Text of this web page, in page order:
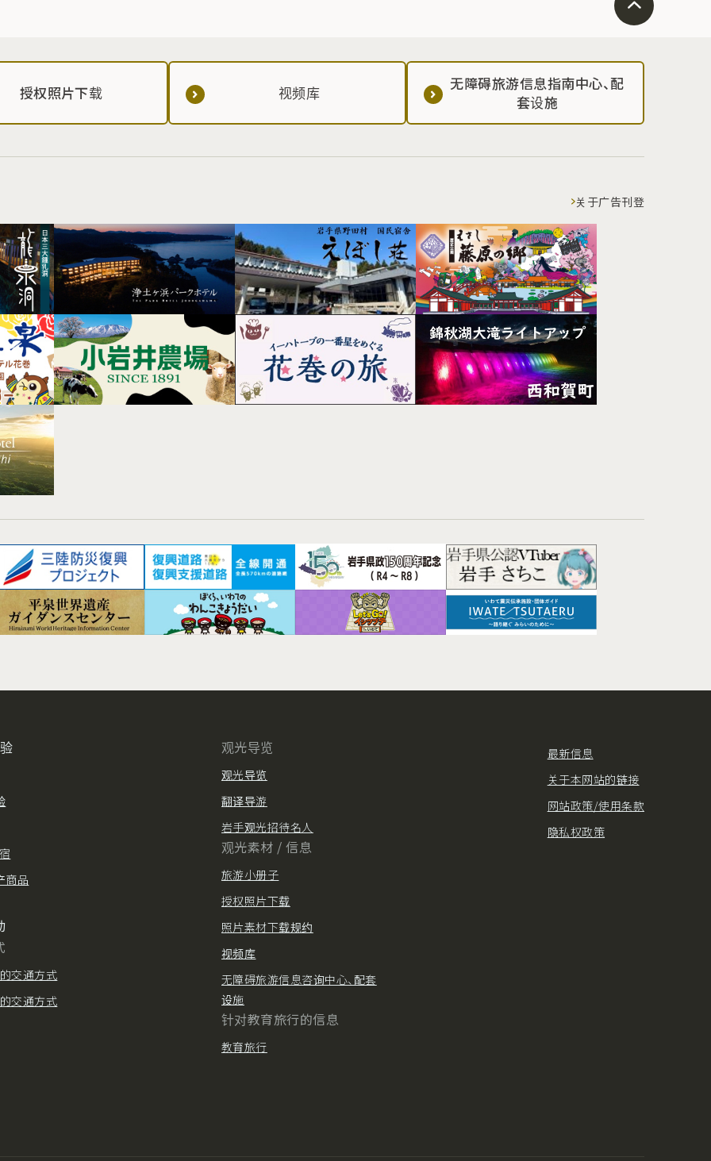
授权照片下载 视频库
无障碍旅游信息指南中心、配
套设施
关于广告刊登
商品
交通方式
交通方式
观光导览
观光导览
翻译导游
岩手观光招待名人
观光素材 / 信息
旅游小册子
授权照片下载
照片素材下载规约
视频库
无障碍旅游信息咨询中心、配套
设施
针对教育旅行的信息
教育旅行
最新信息
关于本网站的链接
网站政策/使用条款
隐私权政策